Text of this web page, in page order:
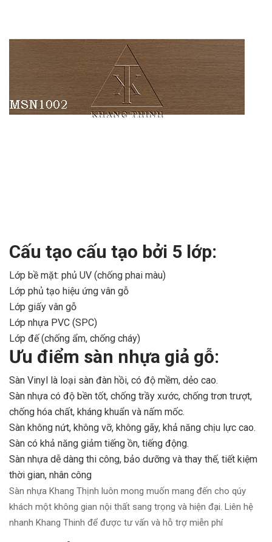
Cấu tạo cấu tạo bởi 5 lớp:
Lớp bề mặt: phủ UV (chống phai màu)
Lớp phủ tạo hiệu ứng vân gỗ
Lớp giấy vân gỗ
Lớp nhựa PVC (SPC)
Lớp đế (chống ẩm, chống cháy)
Ưu điểm sàn nhựa giả gỗ:
Sàn Vinyl là loại sàn đàn hồi, có độ mềm, dẻo cao.
Sàn nhựa có độ bền tốt, chống trầy xước, chống trơn trượt,
chống hóa chất, kháng khuẩn và nấm mốc.
Sàn không nứt, không vỡ, không gãy, khả năng chịu lực cao.
Sàn có khả năng giảm tiếng ồn, tiếng động.
Sàn nhựa dễ dàng thi công, bảo dưỡng và thay thế, tiết kiệm
thời gian, nhân công
Sàn nhựa Khang Thịnh luôn mong muốn mang đến cho qúy
khách một không gian nội thất sang trọng và hiện đại. Liên hệ
nhanh Khang Thinh để được tư vấn và hỗ trợ miễn phí